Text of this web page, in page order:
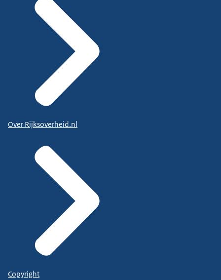
Over Rijksoverheid.nl
Copyright